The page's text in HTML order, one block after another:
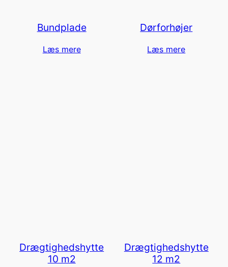
Bundplade
Læs mere
Dørforhøjer
Læs mere
Drægtighedshytte
10 m2
Drægtighedshytte
12 m2